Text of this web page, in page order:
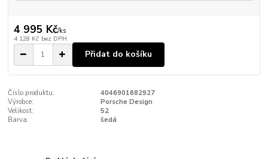
4 995 Kč/ks
4 128 Kč bez DPH
Přidat do košíku
Číslo produktu:
4046901682927
Výrobce:
Porsche Design
Velikost:
52
Barva:
šedá